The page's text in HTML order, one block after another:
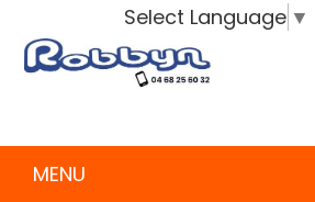
Select Language ▼
MENU